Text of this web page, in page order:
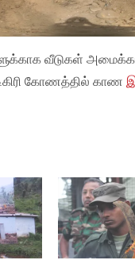
வீடுகள்
கோணத்தில் காண